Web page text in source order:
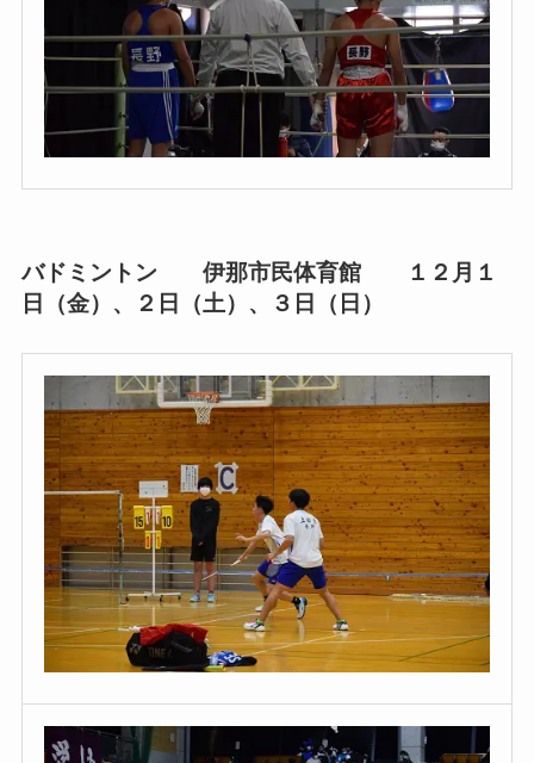
バドミントン 伊那市民体育館 １２月１
日（金）、２日（土）、３日（日）